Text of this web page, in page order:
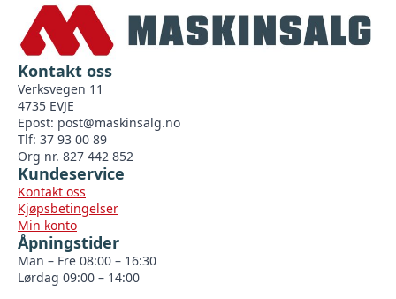
Kontakt oss
Verksvegen 11
4735 EVJE
Epost: post@maskinsalg.no
Tlf: 37 93 00 89
Org nr. 827 442 852
Kundeservice
Kontakt oss
Kjøpsbetingelser
Min konto
Åpningstider
Man – Fre 08:00 – 16:30
Lørdag 09:00 – 14:00